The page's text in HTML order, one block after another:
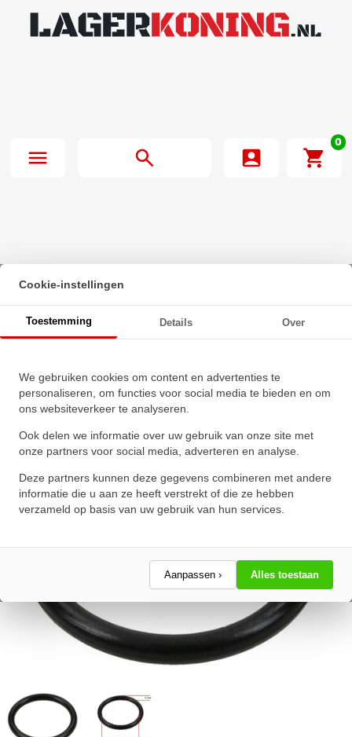
0
Beginpagina· O-Ring 71X3mm NBR 70
Cookie-instellingen
Toestemming Details Over
We gebruiken cookies om content en advertenties te
personaliseren, om functies voor social media te bieden en om
ons websiteverkeer te analyseren.
Ook delen we informatie over uw gebruik van onze site met
onze partners voor social media, adverteren en analyse.
Deze partners kunnen deze gegevens combineren met andere
informatie die u aan ze heeft verstrekt of die ze hebben
verzameld op basis van uw gebruik van hun services.
Aanpassen › Alles toestaan
★★★★★
★★★★★
Schrijf een review!